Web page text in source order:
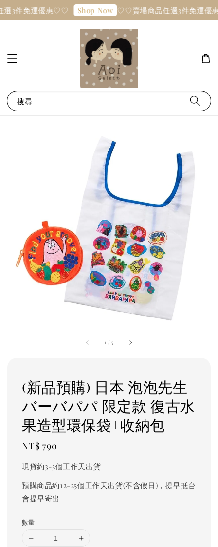
3件免運優惠♡♡ Shop Now ♡♡賣場商品任選3件免運優
搜尋
1 /5
(新品預購) 日本 泡泡先生
バーバパパ 限定款 復古水
果造型環保袋+收納包
Regular
NT$ 790
現貨約3-5個工作天出貨
預購商品約12-25個工作天出貨(不含假日)，提早抵台
會提早寄出
數量